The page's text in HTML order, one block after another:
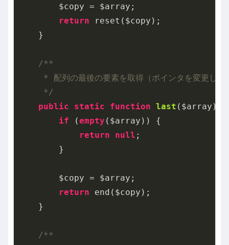
        $copy = $array;
return reset($copy);
    }
/**
* 配列の最後の要素を取得（ポインタを変更しな
     */
public
static function last ($array)
if (empty ($array)) {
return
null ;
        }
        $copy = $array;
return end($copy);
    }
/**